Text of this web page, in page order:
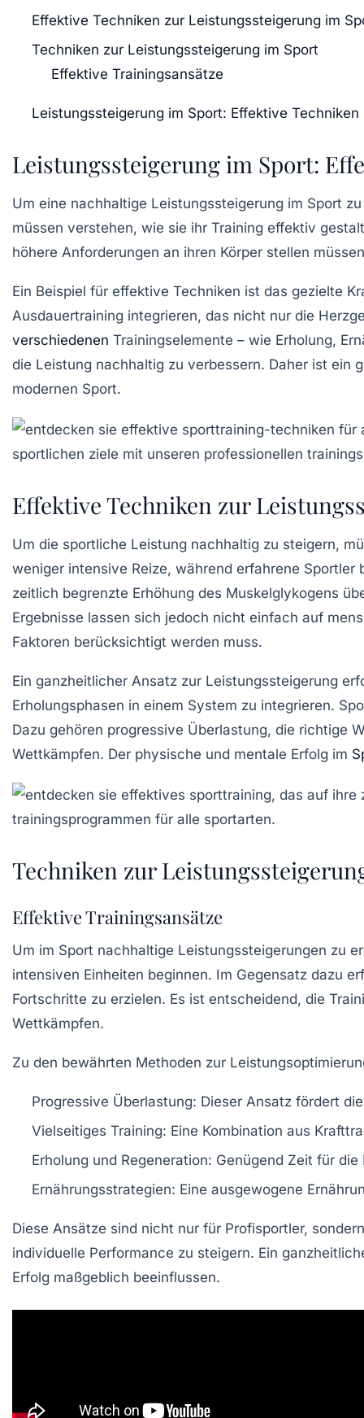
Effektive Techniken zur Leistungssteigerung im
Techniken zur Leistungssteigerung im Sport
Effektive Trainingsansätze
Leistungssteigerung im Sport: Effektive Techniken
Leistungssteigerung im Sport:
Um eine nachhaltige Leistungssteigerung im Sport
müssen verstehen, wie sie ihr Training effektiv
höhere Anforderungen an ihren Körper stellen
Ein Beispiel für effektive Techniken ist das gezielte
Ausdauertraining integrieren, das nicht nur die
verschiedenen Trainingselemente – wie Erholung,
die Leistung nachhaltig zu verbessern. Daher ist ein
modernen Sport.
Effektive Techniken zur
Um die sportliche Leistung nachhaltig zu steigern,
weniger intensive Reize, während erfahrene Sportler
zeitlich begrenzte Erhöhung des Muskelglykogens
Ergebnisse lassen sich jedoch nicht einfach auf
Faktoren berücksichtigt werden muss.
Ein ganzheitlicher Ansatz zur Leistungssteigerung
Erholungsphasen in einem System zu integrieren.
Dazu gehören progressive Überlastung, die richtige
Wettkämpfen. Der physische und mentale Erfolg im
Techniken zur
Effektive Trainingsansätze
Um im Sport nachhaltige Leistungssteigerungen zu
intensiven Einheiten beginnen. Im Gegensatz dazu
Fortschritte zu erzielen. Es ist entscheidend, die
Wettkämpfen.
Zu den bewährten Methoden zur
Progressive Überlastung: Dieser Ansatz fördert
Vielseitiges Training: Eine Kombination aus
Erholung und Regeneration: Genügend Zeit für die
Ernährungsstrategien: Eine ausgewogene
Diese Ansätze sind nicht nur für Profisportler,
individuelle Performance zu steigern. Ein
Erfolg maßgeblich beeinflussen.